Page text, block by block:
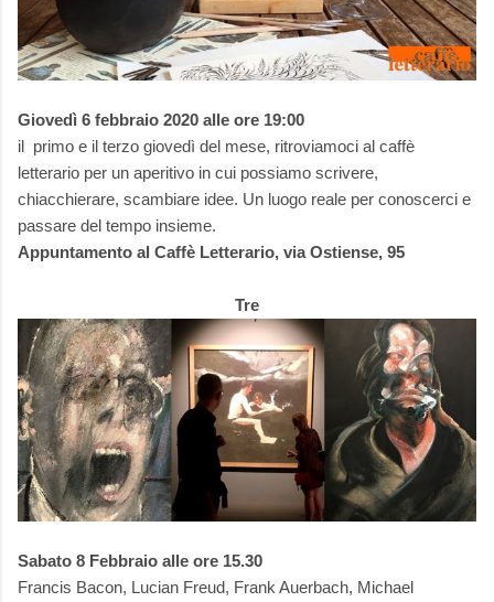
Giovedì 6 febbraio 2020 alle ore 19:00
il primo e il terzo giovedì del mese, ritroviamoci al caffè
letterario per un aperitivo in cui possiamo scrivere,
chiacchierare, scambiare idee. Un luogo reale per conoscerci e
passare del tempo insieme.
Appuntamento al Caffè Letterario, via Ostiense, 95
Tre
Sabato 8 Febbraio alle ore 15.30
Francis Bacon, Lucian Freud, Frank Auerbach, Michael